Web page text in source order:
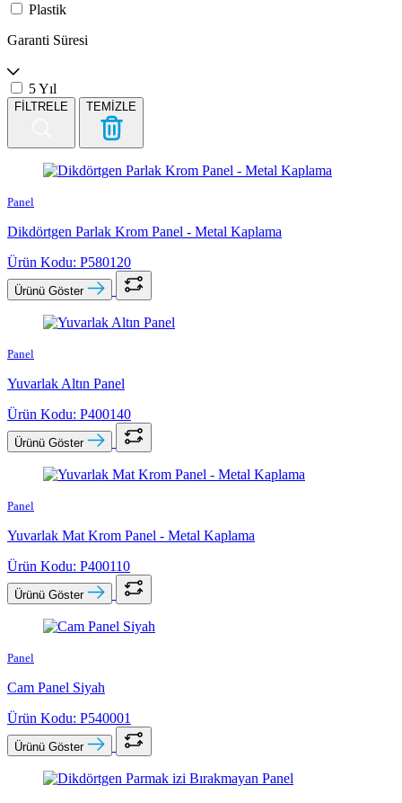
Plastik
Garanti Süresi
5 Yıl
FİLTRELE TEMİZLE
Panel
Dikdörtgen Parlak Krom Panel - Metal Kaplama
Ürün Kodu: P580120
Ürünü Göster
Panel
Yuvarlak Altın Panel
Ürün Kodu: P400140
Ürünü Göster
Panel
Yuvarlak Mat Krom Panel - Metal Kaplama
Ürün Kodu: P400110
Ürünü Göster
Panel
Cam Panel Siyah
Ürün Kodu: P540001
Ürünü Göster